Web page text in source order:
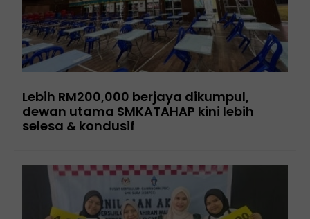
Lebih RM200,000 berjaya dikumpul,
dewan utama SMKATAHAP kini lebih
selesa & kondusif